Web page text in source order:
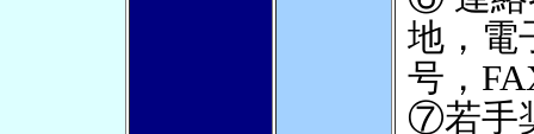
地，電
号，
⑦若手